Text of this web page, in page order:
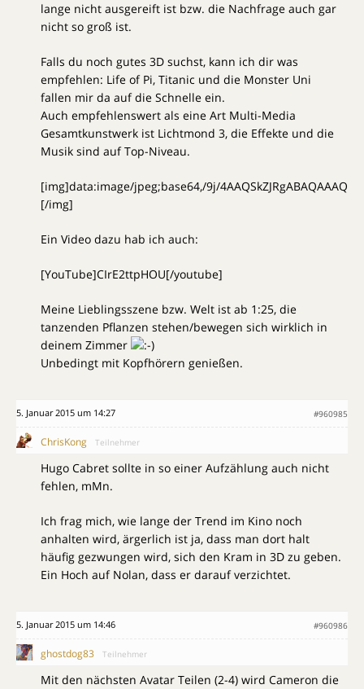
lange nicht ausgereift ist bzw. die Nachfrage auch gar
nicht so groß ist.
Falls du noch gutes 3D suchst, kann ich dir was
empfehlen: Life of Pi, Titanic und die Monster Uni
fallen mir da auf die Schnelle ein.
Auch empfehlenswert als eine Art Multi-Media
Gesamtkunstwerk ist Lichtmond 3, die Effekte und die
Musik sind auf Top-Niveau.
[img]data:image/jpeg;base64,/9j/
Ein Video dazu hab ich auch:
[YouTube]CIrE2ttpHOU[/youtube]
Meine Lieblingsszene bzw. Welt ist ab 1:25, die
tanzenden Pflanzen stehen/bewegen sich wirklich in
deinem Zimmer
Unbedingt mit Kopfhörern genießen.
5. Januar 2015 um 14:27 #960985
ChrisKong Teilnehmer
Hugo Cabret sollte in so einer Aufzählung auch nicht
fehlen, mMn.
Ich frag mich, wie lange der Trend im Kino noch
anhalten wird, ärgerlich ist ja, dass man dort halt
häufig gezwungen wird, sich den Kram in 3D zu geben.
Ein Hoch auf Nolan, dass er darauf verzichtet.
5. Januar 2015 um 14:46 #960986
ghostdog83 Teilnehmer
Mit den nächsten Avatar Teilen (2-4) wird Cameron die